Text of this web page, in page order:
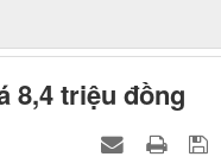
8,4 triệu đồng